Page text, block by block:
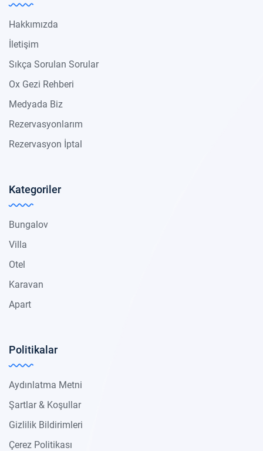
Hakkımızda
İletişim
Sıkça Sorulan Sorular
Ox Gezi Rehberi
Medyada Biz
Rezervasyonlarım
Rezervasyon İptal
Kategoriler
Bungalov
Villa
Otel
Karavan
Apart
Politikalar
Aydınlatma Metni
Şartlar & Koşullar
Gizlilik Bildirimleri
Çerez Politikası